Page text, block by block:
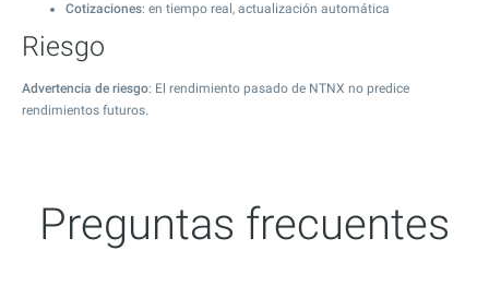
Cotizaciones: en tiempo real, actualización automática
Riesgo
Advertencia de riesgo: El rendimiento pasado de NTNX no predice
rendimientos futuros.
Preguntas frecuentes